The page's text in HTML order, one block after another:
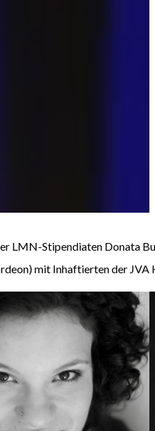
LMN-Stipendiaten Donata
mit Inhaftierten der JVA